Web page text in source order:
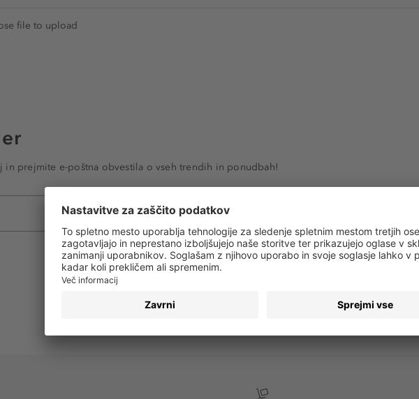
file to upload
in prejmite e-poštna obvestila o vseh trendih in ponudbah!
PRIJAVA